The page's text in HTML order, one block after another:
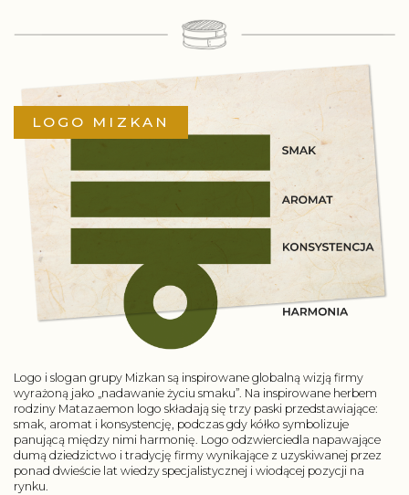
LOGO MIZKAN
Logo i slogan grupy Mizkan są inspirowane globalną wizją firmy
wyrażoną jako „nadawanie życiu smaku”. Na inspirowane herbem
rodziny Matazaemon logo składają się trzy paski przedstawiające:
smak, aromat i konsystencję, podczas gdy kółko symbolizuje
panującą między nimi harmonię. Logo odzwierciedla napawające
dumą dziedzictwo i tradycję firmy wynikające z uzyskiwanej przez
ponad dwieście lat wiedzy specjalistycznej i wiodącej pozycji na
rynku.